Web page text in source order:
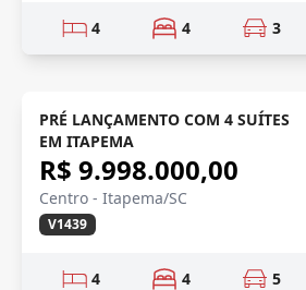
4 4 3
PENTHOUSE
Vídeo
PRÉ LANÇAMENTO COM 4 SUÍTES
EM ITAPEMA
R$ 9.998.000,00
Centro - Itapema/SC
V1439
4 4 5